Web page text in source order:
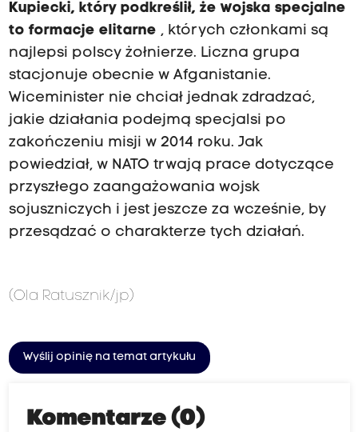
Kupiecki, który podkreślił, że wojska specjalne
to formacje elitarne , których członkami są
najlepsi polscy żołnierze. Liczna grupa
stacjonuje obecnie w Afganistanie.
Wiceminister nie chciał jednak zdradzać,
jakie działania podejmą specjalsi po
zakończeniu misji w 2014 roku. Jak
powiedział, w NATO trwają prace dotyczące
przyszłego zaangażowania wojsk
sojuszniczych i jest jeszcze za wcześnie, by
przesądzać o charakterze tych działań.
(Ola Ratusznik/jp)
Wyślij opinię na temat artykułu
Komentarze (0)